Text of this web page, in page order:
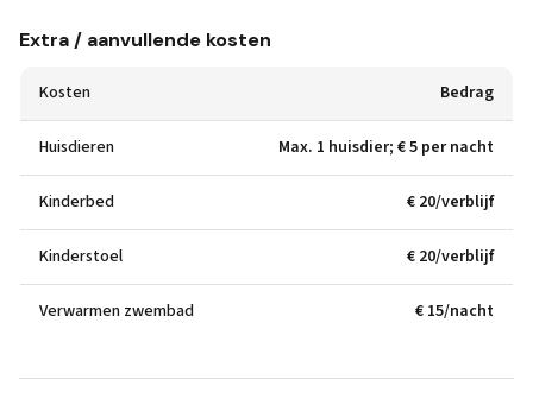
Extra / aanvullende kosten
Kosten Bedrag
Huisdieren Max. 1 huisdier; € 5 per nacht
Kinderbed € 20/verblijf
Kinderstoel € 20/verblijf
Verwarmen zwembad € 15/nacht